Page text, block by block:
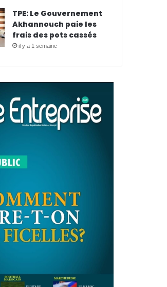
TPE: Le Gouvernement
Akhannouch paie les
frais des pots cassés
il y a 1 semaine